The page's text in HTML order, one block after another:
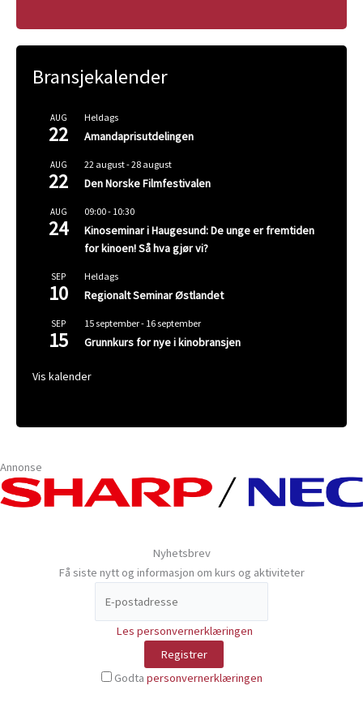
Bransjekalender
AUG
22
Heldags
Amandaprisutdelingen
AUG
22
22 august-28 august
Den Norske Filmfestivalen
AUG
24
09:00- 10:30
Kinoseminar i Haugesund: De unge er fremtiden
for kinoen! Så hva gjør vi?
SEP
10
Heldags
Regionalt Seminar Østlandet
SEP
15
15 september- 16 september
Grunnkurs for nye i kinobransjen
Vis kalender
Annonse
Nyhetsbrev
Få siste nytt og informasjon om kurs og aktiviteter
Les personvernerklæringen
Godta personvernerklæringen